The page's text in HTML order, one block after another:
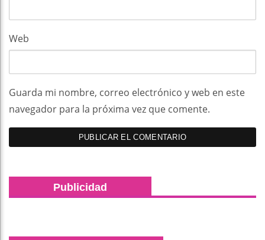
Web
Guarda mi nombre, correo electrónico y web en este
navegador para la próxima vez que comente.
Publicidad